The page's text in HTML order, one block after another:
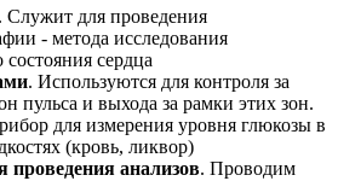
. Служит для проведения
- метода исследования
сердца
. Используются для контроля за
пульса и выхода за рамки этих зон.
для измерения уровня глюкозы в
(кровь, ликвор)
проведения анализов. Проводим